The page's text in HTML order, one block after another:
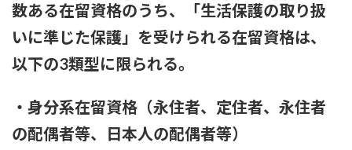
数ある在留資格のうち、「生活保護の取り扱
いに準じた保護」を受けられる在留資格は、
以下の3類型に限られる。
・身分系在留資格（永住者、定住者、永住者
の配偶者等、日本人の配偶者等）